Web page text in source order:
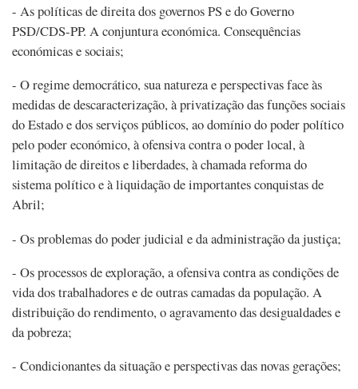
- As políticas de direita dos governos PS e do Governo
PSD/CDS-PP. A conjuntura económica. Consequências
económicas e sociais;
- O regime democrático, sua natureza e perspectivas face às
medidas de descaracterização, à privatização das funções sociais
do Estado e dos serviços públicos, ao domínio do poder político
pelo poder económico, à ofensiva contra o poder local, à
limitação de direitos e liberdades, à chamada reforma do
sistema político e à liquidação de importantes conquistas de
Abril;
- Os problemas do poder judicial e da administração da justiça;
- Os processos de exploração, a ofensiva contra as condições de
vida dos trabalhadores e de outras camadas da população. A
distribuição do rendimento, o agravamento das desigualdades e
da pobreza;
- Condicionantes da situação e perspectivas das novas gerações;